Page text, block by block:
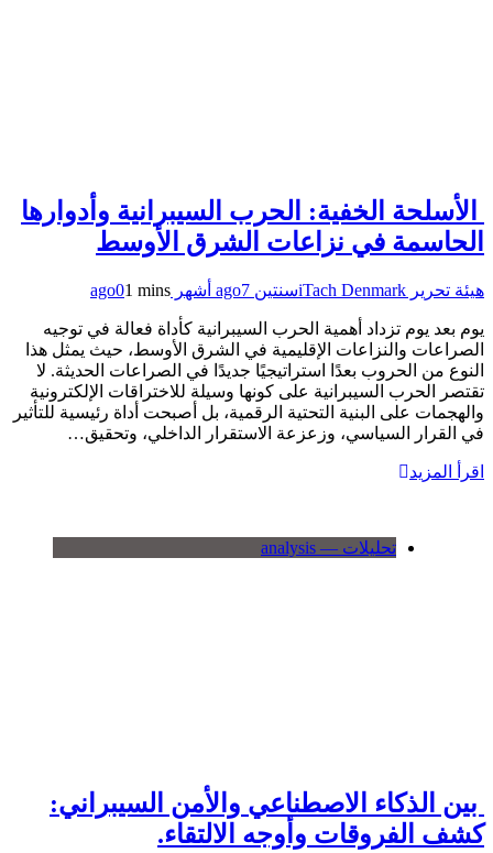
الأسلحة الخفية: الحرب السيبرانية وأدوارها
الحاسمة في نزاعات الشرق الأوسط
هيئة تحرير iTach Denmark سنتين ago 7 أشهر ago 01 mins
يوم بعد يوم تزداد أهمية الحرب السيبرانية كأداة فعالة في توجيه
الصراعات والنزاعات الإقليمية في الشرق الأوسط، حيث يمثل هذا
النوع من الحروب بعدًا استراتيجيًا جديدًا في الصراعات الحديثة. لا
تقتصر الحرب السيبرانية على كونها وسيلة للاختراقات الإلكترونية
والهجمات على البنية التحتية الرقمية، بل أصبحت أداة رئيسية للتأثير
في القرار السياسي، وزعزعة الاستقرار الداخلي، وتحقيق…
اقرأ المزيد
تحليلات — analysis
بين الذكاء الاصطناعي والأمن السيبراني:
كشف الفروقات وأوجه الالتقاء.